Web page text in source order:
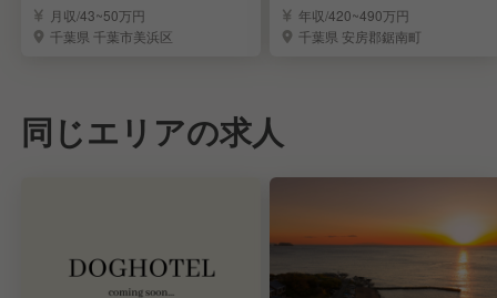
でホテルを創る。
月収/43~50万円
千葉県 千葉市美浜区
募集！
年収/420~490万円
千葉県 安房郡鋸南町
同じエリアの求人